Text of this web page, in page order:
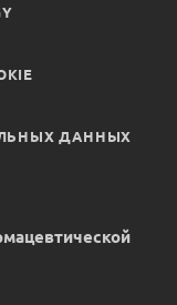
ДАННЫХ